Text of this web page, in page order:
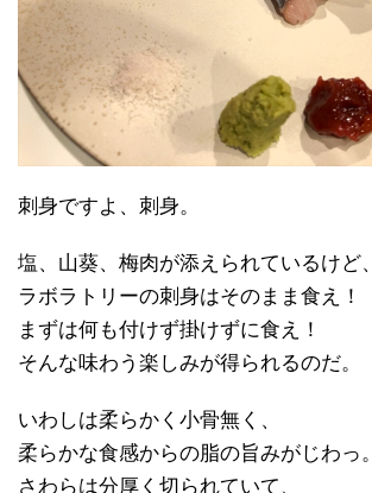
刺身ですよ、刺身。
塩、山葵、梅肉が添えられているけど、
ラボラトリーの刺身はそのまま食え！
まずは何も付けず掛けずに食え！
そんな味わう楽しみが得られるのだ。
いわしは柔らかく小骨無く、
柔らかな食感からの脂の旨みがじわっ。
さわらは分厚く切られていて、